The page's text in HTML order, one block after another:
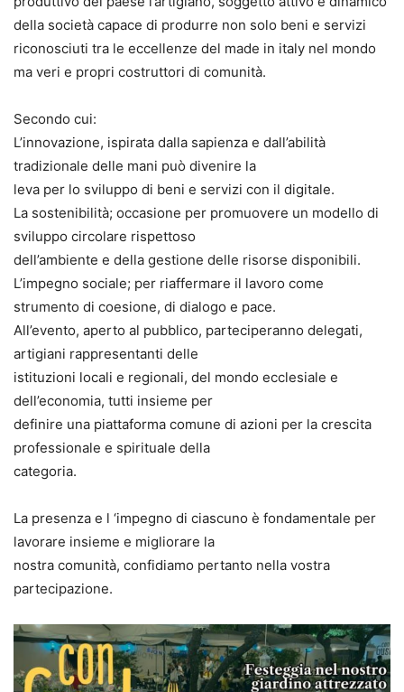
della società capace di produrre non solo beni e servizi
riconosciuti tra le eccellenze del made in italy nel mondo
ma veri e propri costruttori di comunità.
Secondo cui:
L’innovazione, ispirata dalla sapienza e dall’abilità
tradizionale delle mani può divenire la
leva per lo sviluppo di beni e servizi con il digitale.
La sostenibilità; occasione per promuovere un modello di
sviluppo circolare rispettoso
dell’ambiente e della gestione delle risorse disponibili.
L’impegno sociale; per riaffermare il lavoro come
strumento di coesione, di dialogo e pace.
All’evento, aperto al pubblico, parteciperanno delegati,
artigiani rappresentanti delle
istituzioni locali e regionali, del mondo ecclesiale e
dell’economia, tutti insieme per
definire una piattaforma comune di azioni per la crescita
professionale e spirituale della
categoria.
La presenza e l ‘impegno di ciascuno è fondamentale per
lavorare insieme e migliorare la
nostra comunità, confidiamo pertanto nella vostra
partecipazione.